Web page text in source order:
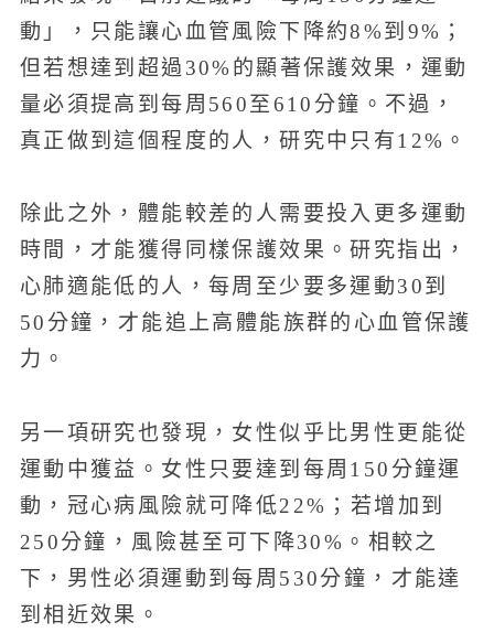
動」，只能讓心血管風險下降約8%到9%；
但若想達到超過30%的顯著保護效果，運動
量必須提高到每周560至610分鐘。不過，
真正做到這個程度的人，研究中只有12%。
除此之外，體能較差的人需要投入更多運動
時間，才能獲得同樣保護效果。研究指出，
心肺適能低的人，每周至少要多運動30到
50分鐘，才能追上高體能族群的心血管保護
力。
另一項研究也發現，女性似乎比男性更能從
運動中獲益。女性只要達到每周150分鐘運
動，冠心病風險就可降低22%；若增加到
250分鐘，風險甚至可下降30%。相較之
下，男性必須運動到每周530分鐘，才能達
到相近效果。